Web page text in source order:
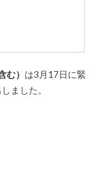
） は3月17日に緊
ました。